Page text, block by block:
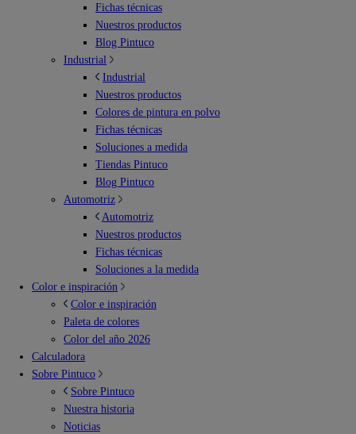
Fichas técnicas
Nuestros productos
Blog Pintuco
Industrial
Industrial
Nuestros productos
Colores de pintura en polvo
Fichas técnicas
Soluciones a medida
Tiendas Pintuco
Blog Pintuco
Automotriz
Automotriz
Nuestros productos
Fichas técnicas
Soluciones a la medida
Color e inspiración
Color e inspiración
Paleta de colores
Color del año 2026
Calculadora
Sobre Pintuco
Sobre Pintuco
Nuestra historia
Noticias